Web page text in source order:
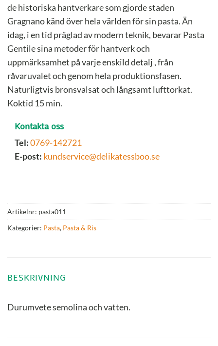
de historiska hantverkare som gjorde staden
Gragnano känd över hela världen för sin pasta. Än
idag, i en tid präglad av modern teknik, bevarar Pasta
Gentile sina metoder för hantverk och
uppmärksamhet på varje enskild detalj , från
råvaruvalet och genom hela produktionsfasen.
Naturligtvis bronsvalsat och långsamt lufttorkat.
Koktid 15 min.
Kontakta oss
Tel:0769-142721
E-post: kundservice@delikatessboo.se
Artikelnr: pasta011
Kategorier: Pasta, Pasta & Ris
BESKRIVNING
Durumvete semolina och vatten.